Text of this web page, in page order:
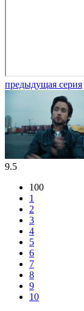
предыдущая серия
9.5
100
1
2
3
4
5
6
7
8
9
10